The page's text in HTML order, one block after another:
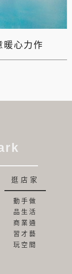
暖心力作
逛店家
動手做
品生活
商業通
習才藝
玩空間